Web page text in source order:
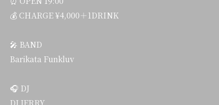
💰 CHARGE ¥4,000＋1DRINK
🎤 BAND
Barikata Funkluv
🎧 DJ